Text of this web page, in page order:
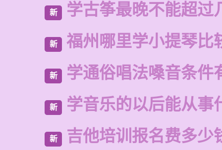
新 学古筝最晚不能超过
新 福州哪里学小提琴比
新 学通俗唱法嗓音条件
新 学音乐的以后能从事
新 吉他培训报名费多少